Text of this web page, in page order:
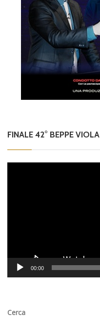
FINALE 42° BEPPE VIOLA
00:00
Cerca